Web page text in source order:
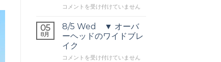
8/6
▼
頭
後
の
コメントを受け付けていません
05
8月
8/5 Wed ▼ オーバ
ーヘッドのワイドブレ
イク
8/5
コメントを受け付けていません